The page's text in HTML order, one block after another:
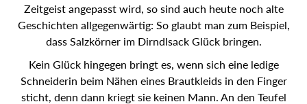
Zeitgeist angepasst wird, so sind auch heute noch alte
Geschichten allgegenwärtig: So glaubt man zum Beispiel,
dass Salzkörner im Dirndlsack Glück bringen.
Kein Glück hingegen bringt es, wenn sich eine ledige
Schneiderin beim Nähen eines Brautkleids in den Finger
sticht, denn dann kriegt sie keinen Mann. An den Teufel